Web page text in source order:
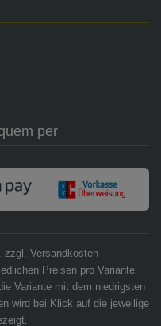
per
zzgl. Versandkosten
Preisen pro Variante
Variante mit dem niedrigsten
wird bei Klick auf die jeweilige